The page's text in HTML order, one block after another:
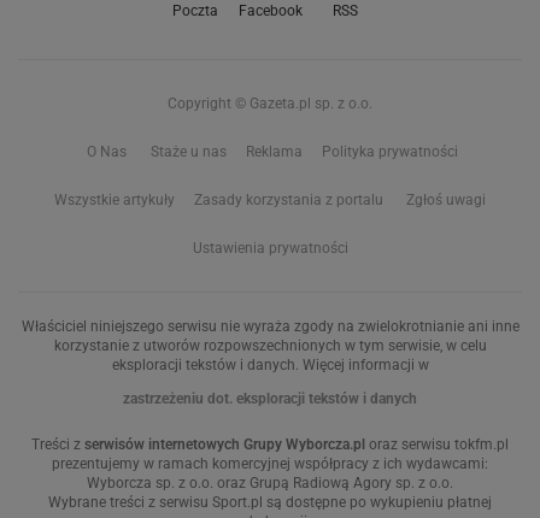
Poczta Facebook RSS
Copyright © Gazeta.pl sp. z o.o.
O Nas Staże u nas Reklama Polityka prywatności
Wszystkie artykuły Zasady korzystania z portalu Zgłoś uwagi
Ustawienia prywatności
Właściciel niniejszego serwisu nie wyraża zgody na zwielokrotnianie ani inne
korzystanie z utworów rozpowszechnionych w tym serwisie, w celu
eksploracji tekstów i danych. Więcej informacji w
zastrzeżeniu dot. eksploracji tekstów i danych
Treści z serwisów internetowych Grupy Wyborcza.pl oraz serwisu tokfm.pl
prezentujemy w ramach komercyjnej współpracy z ich wydawcami:
Wyborcza sp. z o.o. oraz Grupą Radiową Agory sp. z o.o.
Wybrane treści z serwisu Sport.pl są dostępne po wykupieniu płatnej